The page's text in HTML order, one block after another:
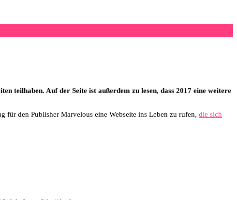
teilhaben. Auf der Seite ist außerdem zu lesen, dass 2017 eine weitere
für den Publisher Marvelous eine Webseite ins Leben zu rufen, die sich